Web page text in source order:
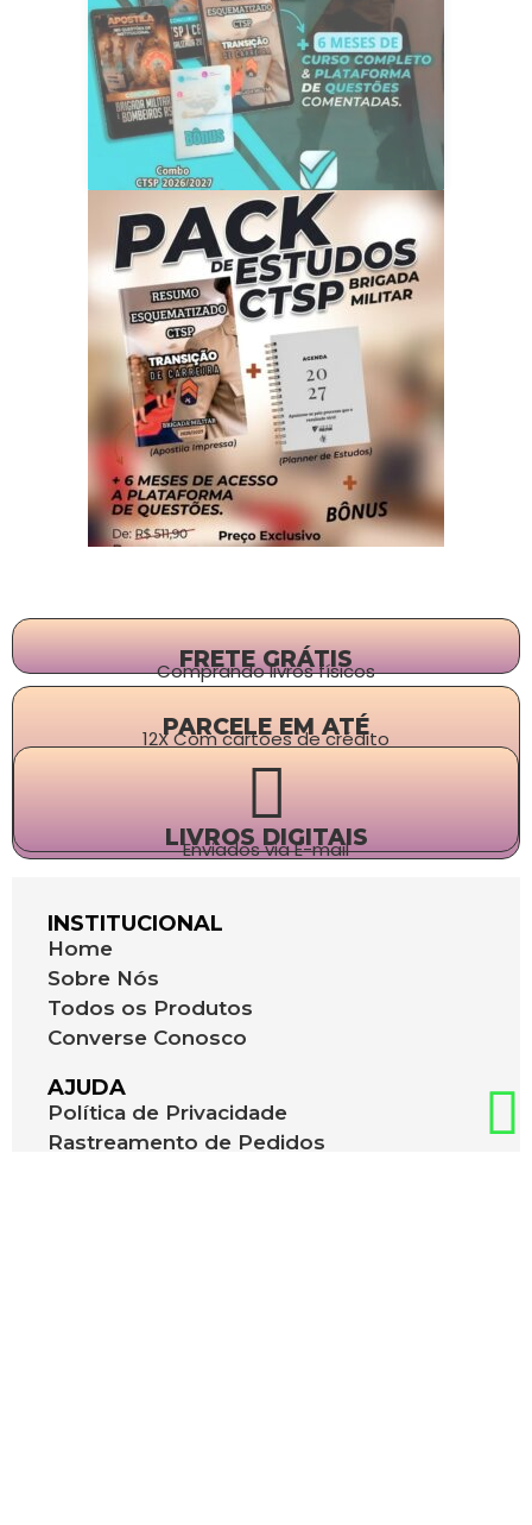
FRETE GRÁTIS
Comprando livros físicos
PARCELE EM ATÉ
12X Com cartões de crédito
LIVROS DIGITAIS
Enviados via E-mail
INSTITUCIONAL
Home
Sobre Nós
Todos os Produtos
Converse Conosco
AJUDA
Política de Privacidade
Rastreamento de Pedidos